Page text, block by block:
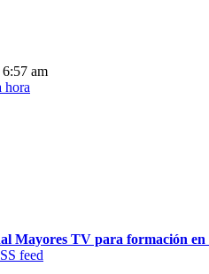
am
Mayores TV para formación en